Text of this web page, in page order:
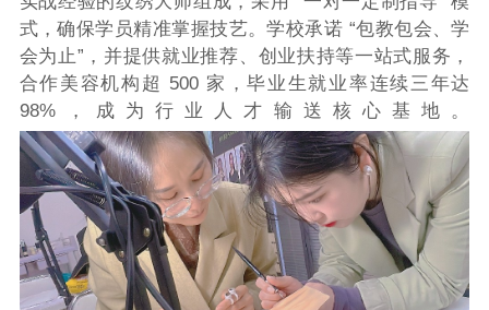
式，确保学员精准掌握技艺。学校承诺 “包教包会、学
会为止”，并提供就业推荐、创业扶持等一站式服务，
合作美容机构超 500 家，毕业生就业率连续三年达
98%，成为行业人才输送核心基地。